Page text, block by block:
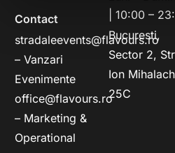
Contact
stradaleevents@flavours.ro
– Vanzari
Evenimente
office@flavours.ro
– Marketing &
Operational
| 10:00 –
Bucuresti,
Sector 2,
Ion
25C